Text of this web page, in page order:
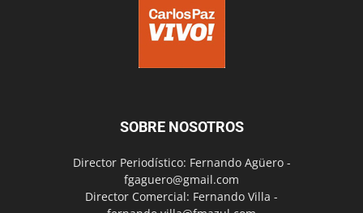
SOBRE NOSOTROS
Director Periodístico: Fernando Agüero -
fgaguero@gmail.com
Director Comercial: Fernando Villa -